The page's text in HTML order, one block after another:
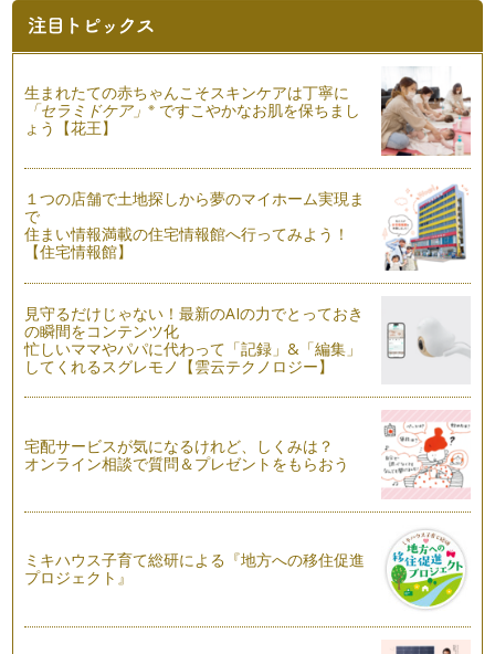
「イクメン」と聞いて、あなたはどう思いますか？ イクメン
とは、育児に積極的なパパの…
前回は失敗とのつきあい方その１、をお伝えしました。簡単に
おさらいしますね。 ・子ど…
子どもは成長していく中で、さまざまな失敗を経験します。そ
の失敗も、だんだん複雑になってきま…
育児のルーツ、子ども時代を振り返る
夏休み。かえって大忙し、というママも多いことでしょうね。
我が家の末っ子小学4年生は、ほぼ手…
「ごめんね」を教えるには、どうしたらいいの？
前回、前々回と子どものケンカにどう関わるか？をお伝えしま
した。 ６つのステップをみ…
子どものケンカ、どう関わればいいの？【その２】
前回の続きです！ 子どもどうしのケンカを「人間関係を学ぶ
機会」「ココロを育てる機会」ととら…
子どものケンカ、どう関わればいいの？【その１】
ママ友とのコミュニケーション
子どもが生まれると、子どもにまつわる人間関係が生まれま
す。公園で、児童館で、保育園・幼稚園…
生まれたての赤ちゃんこそスキンケアは丁寧に
「セラミドケア」※ ですこやかなお肌を保ちまし
ょう【花王】
１つの店舗で土地探しから夢のマイホーム実現ま
で
住まい情報満載の住宅情報館へ行ってみよう！
【住宅情報館】
見守るだけじゃない！最新のAIの力でとっておき
の瞬間をコンテンツ化
忙しいママやパパに代わって「記録」&「編集」
してくれるスグレモノ【雲云テクノロジー】
宅配サービスが気になるけれど、しくみは？
オンライン相談で質問＆プレゼントをもらおう
ミキハウス子育て総研による『地方への移住促進
プロジェクト』